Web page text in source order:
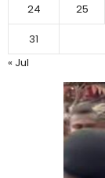
24
25
31
« Jul